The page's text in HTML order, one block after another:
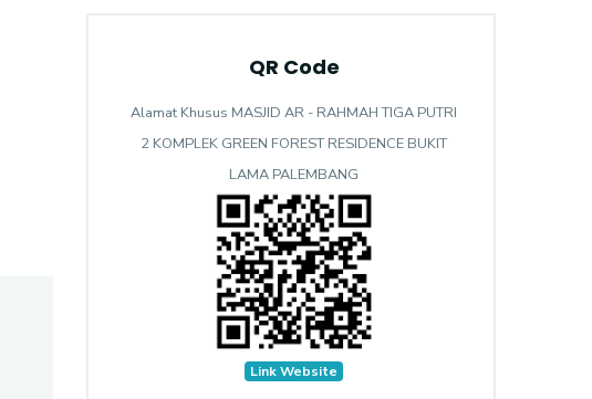
QR Code
Alamat Khusus MASJID AR - RAHMAH TIGA PUTRI
2 KOMPLEK GREEN FOREST RESIDENCE BUKIT
LAMA PALEMBANG
Link Website